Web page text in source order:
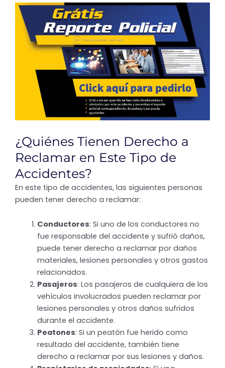
¿Quiénes Tienen Derecho a
Reclamar en Este Tipo de
Accidentes?
En este tipo de accidentes, las siguientes personas
pueden tener derecho a reclamar:
Conductores: Si uno de los conductores no
fue responsable del accidente y sufrió daños,
puede tener derecho a reclamar por daños
materiales, lesiones personales y otros gastos
relacionados.
Pasajeros: Los pasajeros de cualquiera de los
vehículos involucrados pueden reclamar por
lesiones personales y otros daños sufridos
durante el accidente.
Peatones: Si un peatón fue herido como
resultado del accidente, también tiene
derecho a reclamar por sus lesiones y daños.